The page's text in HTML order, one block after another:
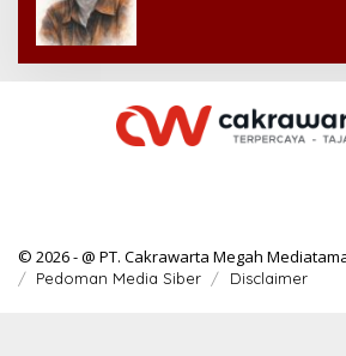
© 2026 - @ PT. Cakrawarta Megah
Pedoman Media Siber Disclaimer